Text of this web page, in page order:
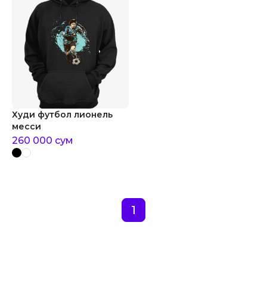
Худи футбол лионель
месси
260 000 сум
1